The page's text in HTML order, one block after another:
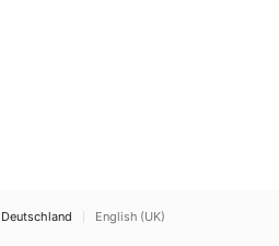
Deutschland English (UK)